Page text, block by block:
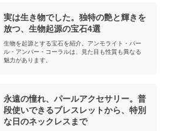
実は生き物でした。独特の艶と輝きを
放つ、生物起源の宝石4選
生物を起源とする宝石を紹介。アンモライト・パー
ル・アンバー・コーラルは、見た目も性質も異なる
魅力があります。
永遠の憧れ、パールアクセサリー。普
段使いできるブレスレットから、特別
な日のネックレスまで